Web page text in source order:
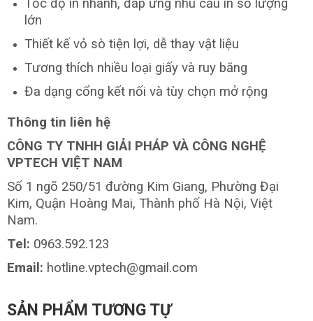
Tốc độ in nhanh, đáp ứng nhu cầu in số lượng
lớn
Thiết kế vỏ sò tiện lợi, dễ thay vật liệu
Tương thích nhiều loại giấy và ruy băng
Đa dạng cổng kết nối và tùy chọn mở rộng
Thông tin liên hệ
CÔNG TY TNHH GIẢI PHÁP VÀ CÔNG NGHỆ
VPTECH VIỆT NAM
Số 1 ngõ 250/51 đường Kim Giang, Phường Đại
Kim, Quận Hoàng Mai, Thành phố Hà Nội, Việt
Nam.
Tel: 0963.592.123
Email: hotline.vptech@gmail.com
SẢN PHẨM TƯƠNG TỰ